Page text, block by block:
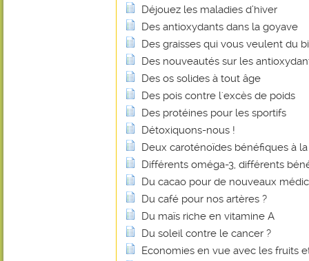
Déjouez les maladies d’hiver
Des antioxydants dans la goyave
Des graisses qui vous veulent du
Des nouveautés sur les
Des os solides à tout âge
Des pois contre l'excès de poids
Des protéines pour les sportifs
Détoxiquons-nous !
Deux caroténoïdes bénéfiques à
Différents oméga-3, différents
Du cacao pour de nouveaux
Du café pour nos artères ?
Du maïs riche en vitamine A
Du soleil contre le cancer ?
Economies en vue avec les fruits